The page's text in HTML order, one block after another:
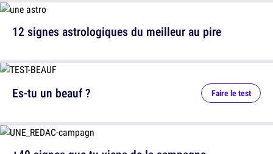
12 signes astrologiques du meilleur au pire
Es-tu un beauf ? Faire le test